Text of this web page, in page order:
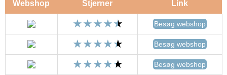
Webshop Stjerner Link
Besøg webshop
Besøg webshop
Besøg webshop